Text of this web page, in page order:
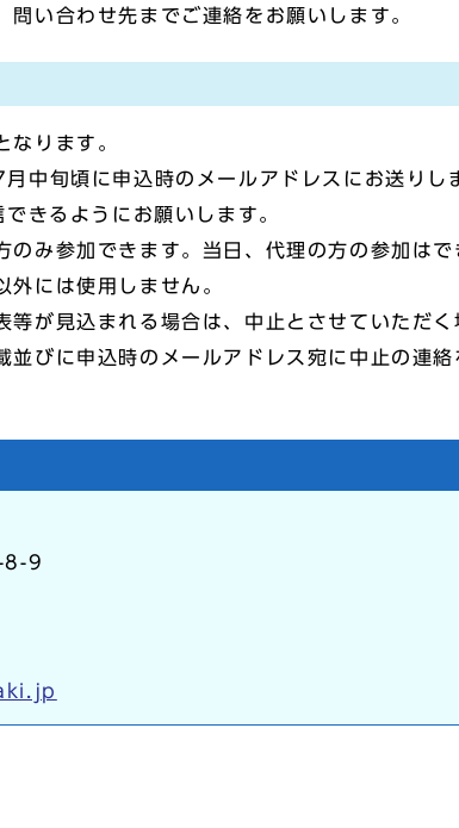
い合わせ先までご連絡をお願いします。
ります。
中旬頃に申込時のメールアドレスにお送りし
ようにお願いします。
み参加できます。当日、代理の方の参加はで
には使用しません。
が見込まれる場合は、中止とさせていただく
に申込時のメールアドレス宛に中止の連絡
8-9